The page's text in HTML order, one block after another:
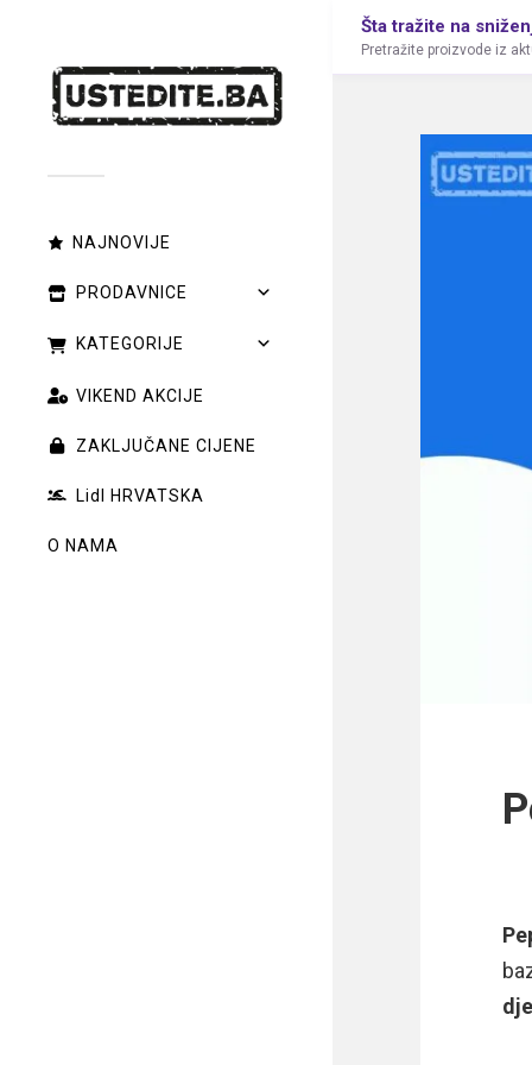
NAJNOVIJE
PRODAVNICE
KATEGORIJE
VIKEND AKCIJE
ZAKLJUČANE CIJENE
Lidl HRVATSKA
O NAMA
Šta tražite na
Pretražite proizvode iz